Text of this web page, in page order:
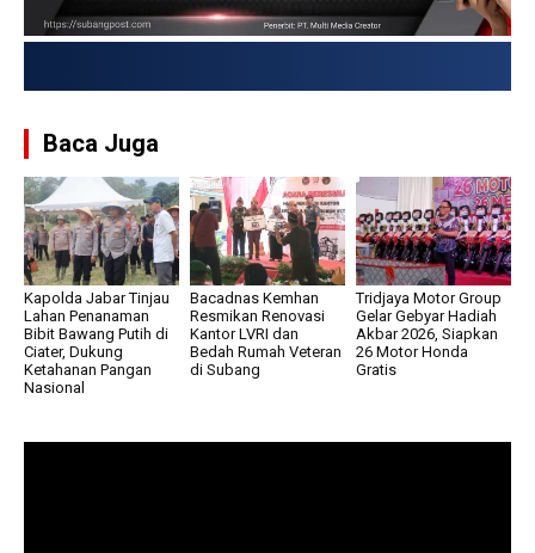
Baca Juga
Kapolda Jabar Tinjau
Lahan Penanaman
Bibit Bawang Putih di
Ciater, Dukung
Ketahanan Pangan
Nasional
Bacadnas Kemhan
Resmikan Renovasi
Kantor LVRI dan
Bedah Rumah Veteran
di Subang
Tridjaya Motor Group
Gelar Gebyar Hadiah
Akbar 2026, Siapkan
26 Motor Honda
Gratis